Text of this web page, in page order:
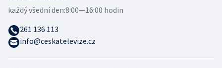
každý všední den:8:00—16:00 hodin
261 136 113
info@ceskatelevize.cz